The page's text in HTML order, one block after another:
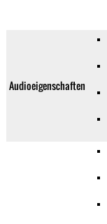
Audioeigenschaften